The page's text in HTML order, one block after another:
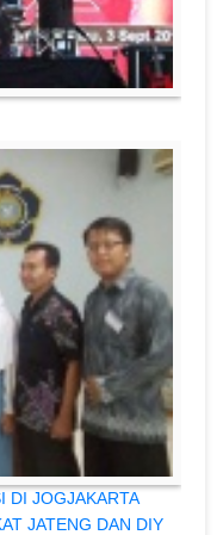
DI JOGJAKARTA
JATENG DAN DIY